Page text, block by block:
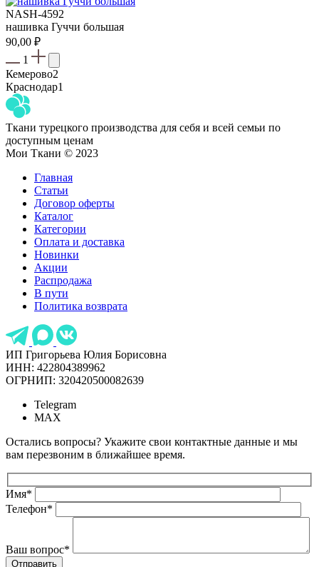
NASH-4592
нашивка Гуччи большая
90,00 ₽
1
Кемерово2
Краснодар1
Ткани турецкого производства для себя и всей семьи по
доступным ценам
Мои Ткани © 2023
Главная
Статьи
Договор оферты
Каталог
Категории
Оплата и доставка
Новинки
Акции
Распродажа
В пути
Политика возврата
ИП Григорьева Юлия Борисовна
ИНН: 422804389962
ОГРНИП: 320420500082639
Telegram
MAX
Остались вопросы? Укажите свои контактные данные и мы
вам перезвоним в ближайшее время.
Имя*
Телефон*
Ваш вопрос*